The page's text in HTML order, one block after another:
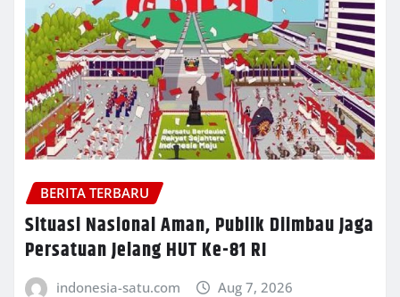
BERITA TERBARU
Situasi Nasional Aman, Publik Diimbau Jaga
Persatuan Jelang HUT Ke-81 RI
indonesia-satu.com Aug 7, 2026